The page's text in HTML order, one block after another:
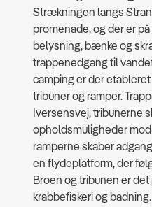
Strækningen langs
promenade, og der er
belysning, bænke og
trappenedgang til
camping er der
tribuner og ramper.
Iversensvej, tribunerne
opholdsmuligheder
ramperne skaber
en flydeplatform, der
Broen og tribunen er
krabbefiskeri og badning.